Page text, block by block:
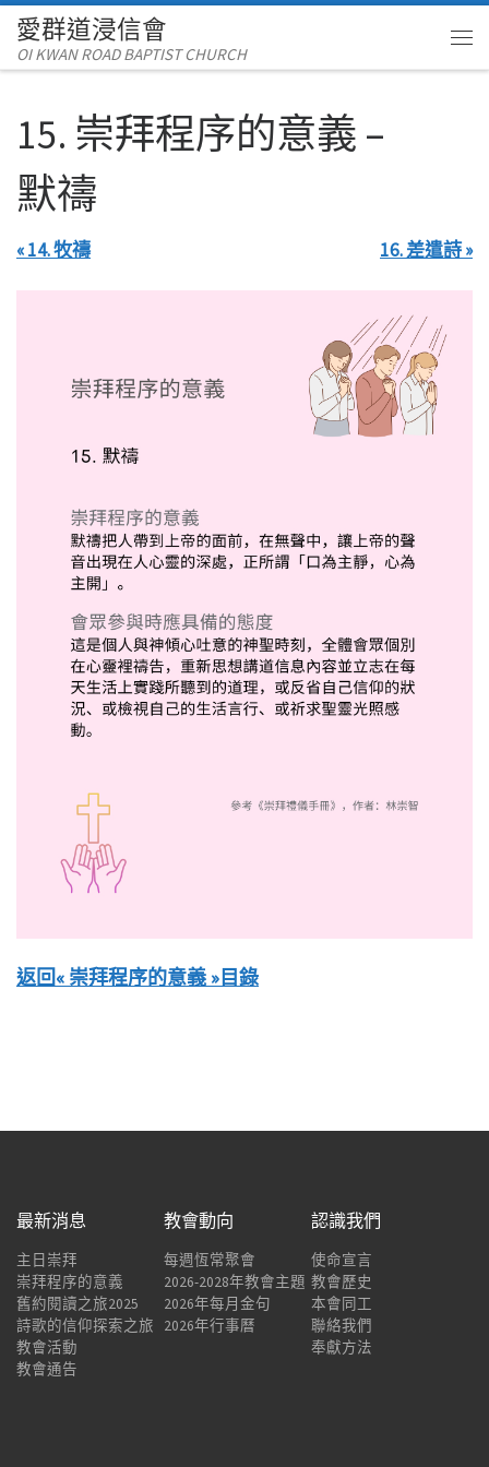
Skip to content
愛群道浸信會
OI KWAN ROAD BAPTIST CHURCH
15. 崇拜程序的意義 –
默禱
« 14. 牧禱 16. 差遣詩 »
返回« 崇拜程序的意義 »目錄
最新消息
主日崇拜
崇拜程序的意義
舊約閱讀之旅2025
詩歌的信仰探索之旅
教會活動
教會通告
教會動向
每週恆常聚會
2026-2028年教會主題
2026年每月金句
2026年行事曆
認識我們
使命宣言
教會歷史
本會同工
聯絡我們
奉獻方法